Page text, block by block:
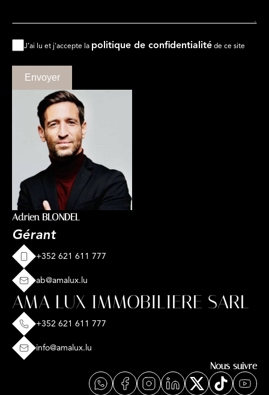
J’ai lu et j'accepte la politique de confidentialité de ce site
Envoyer
Adrien BLONDEL
Gérant
+352 621 611 777
ab@amalux.lu
AMA LUX IMMOBILIERE SARL
+352 621 611 777
info@amalux.lu
Nous suivre